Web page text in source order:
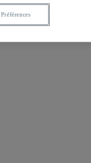
Préférences